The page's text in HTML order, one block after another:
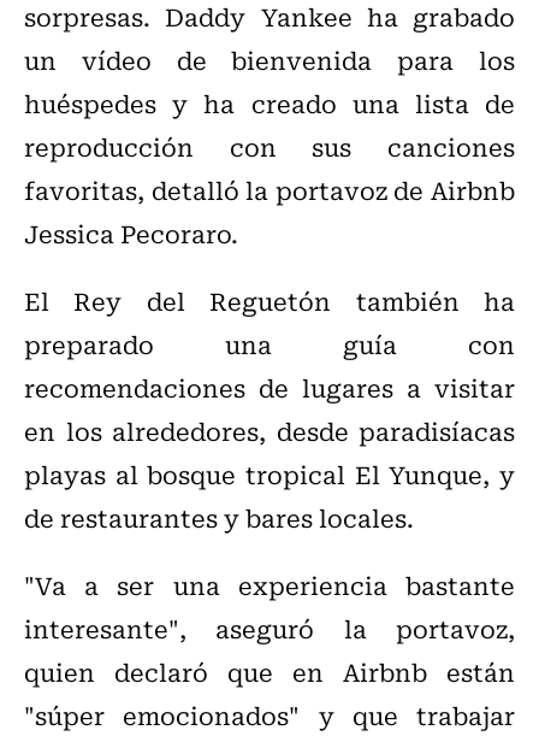
sorpresas. Daddy Yankee ha grabado
un vídeo de bienvenida para los
huéspedes y ha creado una lista de
reproducción con sus canciones
favoritas, detalló la portavoz de Airbnb
Jessica Pecoraro.
El Rey del Reguetón también ha
preparado una guía con
recomendaciones de lugares a visitar
en los alrededores, desde paradisíacas
playas al bosque tropical El Yunque, y
de restaurantes y bares locales.
"Va a ser una experiencia bastante
interesante", aseguró la portavoz,
quien declaró que en Airbnb están
"súper emocionados" y que trabajar